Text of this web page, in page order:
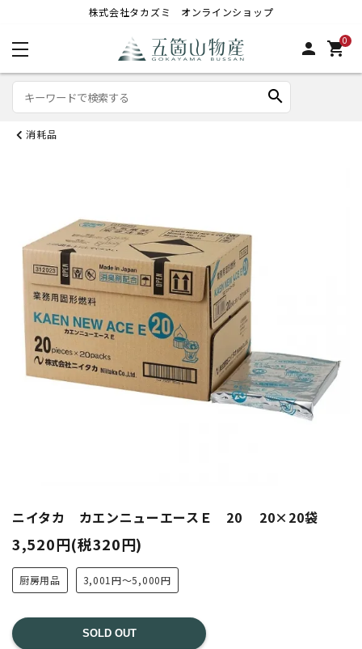
株式会社タカズミ オンラインショップ
person 0
shopping_cart
search
消耗品
ニイタカ カエンニューエースＥ 20 20×20袋
3,520円(税320円)
厨房用品 3,001円～5,000円
SOLD OUT